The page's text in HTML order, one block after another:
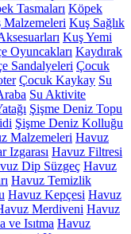
Tasmaları Köpek
Malzemeleri Kuş Sağlık
Kuş Yemi
Oyuncakları Kaydırak
Sandalyeleri Çocuk
Çocuk Kaykay Su
Su Aktivite
Şişme Deniz Topu
Şişme Deniz Kolluğu
Malzemeleri Havuz
Izgarası Havuz Filtresi
Dip Süzgeç Havuz
Havuz Temizlik
Havuz Kepçesi Havuz
Merdiveni Havuz
ve Isıtma Havuz